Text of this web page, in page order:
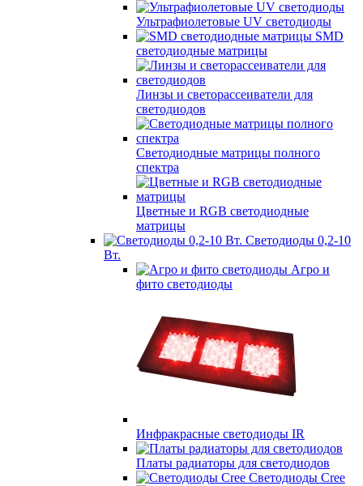
Ультрафиолетовые UV светодиоды
SMD
светодиодные матрицы
Линзы и светорассеиватели для
светодиодов
Светодиодные матрицы полного
спектра
Цветные и RGB светодиодные
матрицы
Светодиоды 0,2-10
Вт.
Агро и
фито светодиоды
Инфракрасные светодиоды IR
Платы радиаторы для светодиодов
Светодиоды Cree